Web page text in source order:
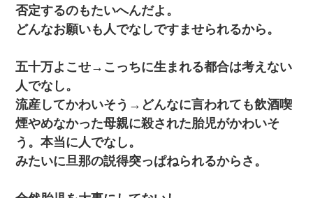
否定するのもたいへんだよ。
どんなお願いも人でなしですませられるから。
五十万よこせ→こっちに生まれる都合は考えない
人でなし。
流産してかわいそう→どんなに言われても飲酒喫
煙やめなかった母親に殺された胎児がかわいそ
う。本当に人でなし。
みたいに旦那の説得突っぱねられるからさ。